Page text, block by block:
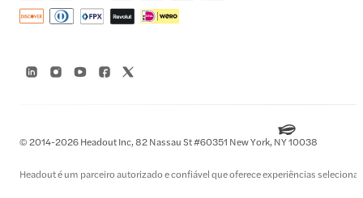
© 2014-2026 Headout Inc, 82 Nassau St #60351 New York, NY 10038
Headout é um parceiro autorizado e confiável que oferece experiências